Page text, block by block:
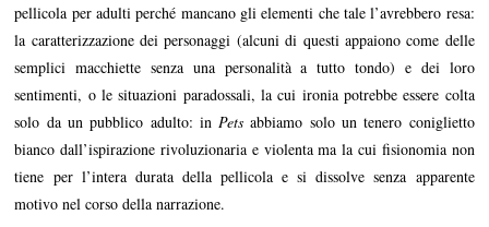
pellicola per adulti perché mancano gli elementi che tale l’avrebbero resa:
la caratterizzazione dei personaggi (alcuni di questi appaiono come delle
semplici macchiette senza una personalità a tutto tondo) e dei loro
sentimenti, o le situazioni paradossali, la cui ironia potrebbe essere colta
solo da un pubblico adulto: in Pets abbiamo solo un tenero coniglietto
bianco dall’ispirazione rivoluzionaria e violenta ma la cui fisionomia non
tiene per l’intera durata della pellicola e si dissolve senza apparente
motivo nel corso della narrazione.